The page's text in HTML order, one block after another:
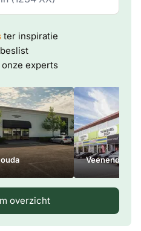
ter inspiratie
onze experts
Veenendaal
overzicht